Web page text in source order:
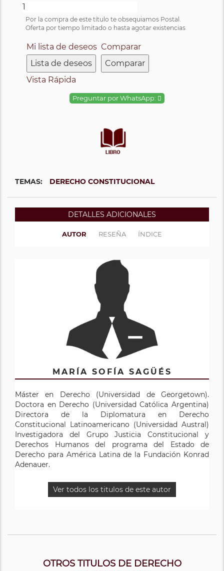
Por la compra de este título te obsequiamos Postal.
Oferta por tiempo limitado o hasta agotar existencias
Mi lista de deseos
Lista de deseos
Comparar
Comparar
Vista Rápida
Preguntar por WhatsApp:
TEMAS: DERECHO CONSTITUCIONAL
DETALLES ADICIONALES
AUTOR RESEÑA ÍNDICE
MARÍA SOFÍA SAGÜÉS
Máster en Derecho (Universidad de Georgetown).
Doctora en Derecho (Universidad Católica Argentina)
Directora de la Diplomatura en Derecho
Constitucional Latinoamericano (Universidad Austral)
Investigadora del Grupo Justicia Constitucional y
Derechos Humanos del programa del Estado de
Derecho para América Latina de la Fundación Konrad
Adenauer.
Ver todos los titulos de este autor
OTROS TITULOS DE DERECHO